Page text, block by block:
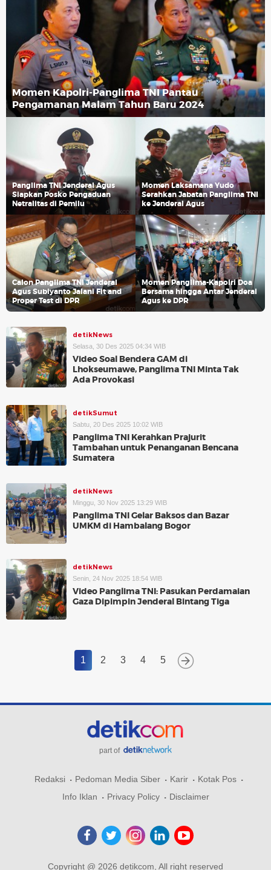
Momen Kapolri-Panglima TNI Pantau
Pengamanan Malam Tahun Baru 2024
Panglima TNI Jenderal Agus
Siapkan Posko Pengaduan
Netralitas di Pemilu
Momen Laksamana Yudo
Serahkan Jabatan Panglima TNI
ke Jenderal Agus
Calon Panglima TNI Jenderal
Agus Subiyanto Jalani Fit and
Proper Test di DPR
Momen Panglima-Kapolri Doa
Bersama hingga Antar Jenderal
Agus ke DPR
detikNews
Selasa, 30 Des 2025 04:34 WIB
Video Soal Bendera GAM di
Lhokseumawe, Panglima TNI Minta Tak
Ada Provokasi
detikSumut
Sabtu, 20 Des 2025 10:02 WIB
Panglima TNI Kerahkan Prajurit
Tambahan untuk Penanganan Bencana
Sumatera
detikNews
Minggu, 30 Nov 2025 13:29 WIB
Panglima TNI Gelar Baksos dan Bazar
UMKM di Hambalang Bogor
detikNews
Senin, 24 Nov 2025 18:54 WIB
Video Panglima TNI: Pasukan Perdamaian
Gaza Dipimpin Jenderal Bintang Tiga
1 2 3 4 5
part of
Redaksi Pedoman Media Siber Karir
Kotak Pos
Info Iklan
Privacy Policy Disclaimer
Copyright @ 2026 detikcom, All right reserved